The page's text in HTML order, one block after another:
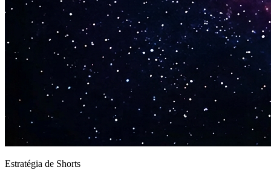
Estratégia de Shorts